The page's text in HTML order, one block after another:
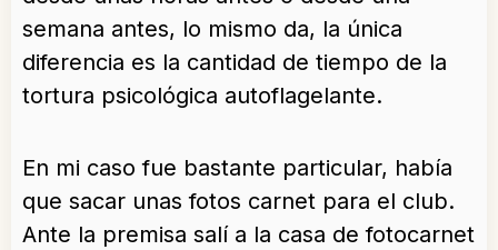
semana antes, lo mismo da, la única
diferencia es la cantidad de tiempo de la
tortura psicológica autoflagelante.
En mi caso fue bastante particular, había
que sacar unas fotos carnet para el club.
Ante la premisa salí a la casa de fotocarnet